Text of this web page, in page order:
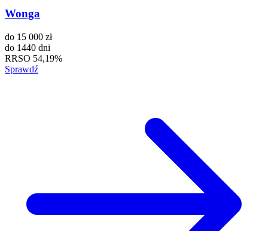
Wonga
do 15 000 zł
do 1440 dni
RRSO 54,19%
Sprawdź